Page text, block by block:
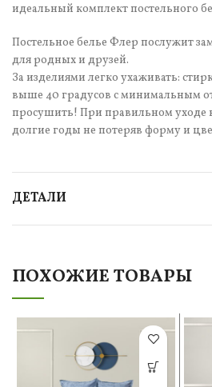
идеальный комплект постельного
Постельное белье Флер послужит
для родных и друзей.
За изделиями легко ухаживать:
выше 40 градусов с минимальным
просушить! При правильном уходе
долгие годы не потеряв форму и
ДЕТАЛИ
ПОХОЖИЕ ТОВАРЫ